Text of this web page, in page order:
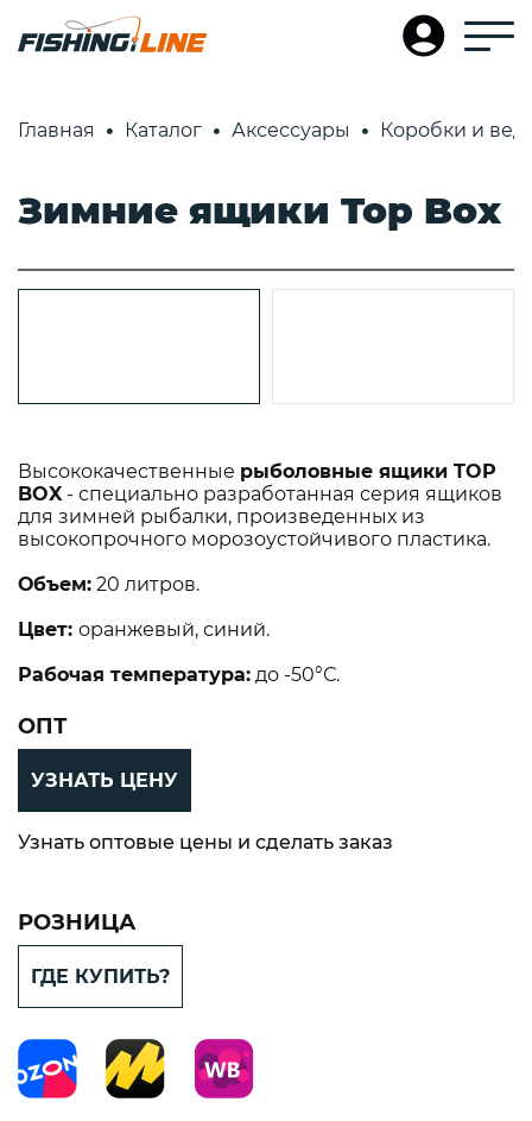
Главная Каталог Аксессуары Коробки и
Зимние ящики Top Box
Высококачественные рыболовные ящики TOP
BOX- специально разработанная серия ящиков
для зимней рыбалки, произведенных из
высокопрочного морозоустойчивого пластика.
Объем: 20 литров.
Цвет: оранжевый, синий.
Рабочая температура: до -50°С.
ОПТ
УЗНАТЬ ЦЕНУ
Узнать оптовые цены и сделать заказ
РОЗНИЦА
ГДЕ КУПИТЬ?